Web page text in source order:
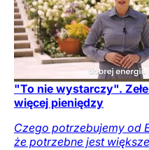
"To nie wystarczy".
więcej pieniędzy
Czego potrzebujemy od
że potrzebne jest